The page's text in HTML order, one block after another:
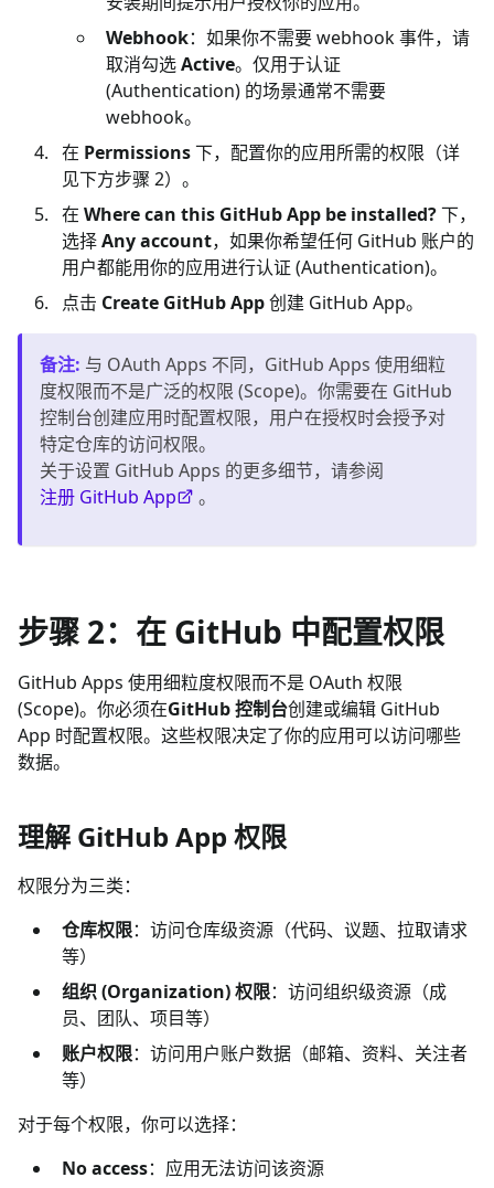
Webhook：如果你不需要 webhook 事件，请
取消勾选Active。仅用于认证
(Authentication) 的场景通常不需要
webhook。
在 Permissions下，配置你的应用所需的权限（详
见下方步骤 2）。
在 Where can this GitHub App be installed?下，
选择Any account，如果你希望任何 GitHub 账户的
用户都能用你的应用进行认证 (Authentication)。
点击 Create GitHub App创建 GitHub App。
备注: 与 OAuth Apps 不同，GitHub Apps 使用细粒
度权限而不是广泛的权限 (Scope)。你需要在 GitHub
控制台创建应用时配置权限，用户在授权时会授予对
特定仓库的访问权限。
关于设置 GitHub Apps 的更多细节，请参阅
注册 GitHub App
。
步骤 2：在 GitHub 中配置权限
GitHub Apps 使用细粒度权限而不是 OAuth 权限
(Scope)。你必须在GitHub 控制台创建或编辑 GitHub
App 时配置权限。这些权限决定了你的应用可以访问哪些
数据。
理解 GitHub App 权限
权限分为三类：
仓库权限：访问仓库级资源（代码、议题、拉取请求
等）
组织 (Organization) 权限：访问组织级资源（成
员、团队、项目等）
账户权限：访问用户账户数据（邮箱、资料、关注者
等）
对于每个权限，你可以选择：
No access：应用无法访问该资源